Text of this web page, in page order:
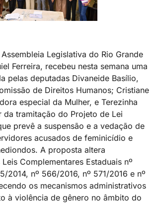
Legislativa do Rio Grande
Ferreira, recebeu nesta semana uma
pelas deputadas Divaneide Basílio,
de Direitos Humanos; Cristiane
especial da Mulher, e Terezinha
da tramitação do Projeto de Lei
prevê a suspensão e a vedação de
acusados de feminicídio e
A proposta altera
Complementares Estaduais nº
2014, nº 566/2016, nº 571/2016 e nº
os mecanismos administrativos
à violência de gênero no âmbito do